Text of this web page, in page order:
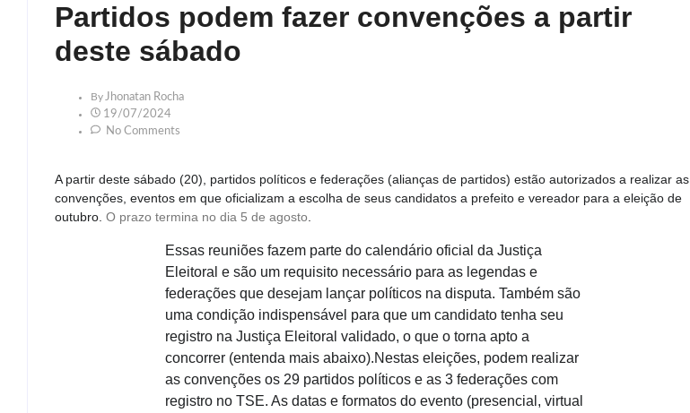
Partidos podem fazer convenções a partir
deste sábado
ByJhonatan Rocha
19/07/2024
No Comments
A partir deste sábado (20), partidos políticos e federações (alianças de partidos) estão autorizados a realizar as
convenções, eventos em que oficializam a escolha de seus candidatos a prefeito e vereador para a eleição de
outubro. O prazo termina no dia 5 de agosto.
Essas reuniões fazem parte do calendário oficial da Justiça
Eleitoral e são um requisito necessário para as legendas e
federações que desejam lançar políticos na disputa. Também são
uma condição indispensável para que um candidato tenha seu
registro na Justiça Eleitoral validado, o que o torna apto a
concorrer (entenda mais abaixo).Nestas eleições, podem realizar
as convenções os 29 partidos políticos e as 3 federações com
registro no TSE. As datas e formatos do evento (presencial, virtual